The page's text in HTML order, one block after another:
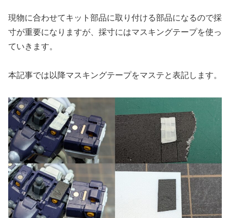
現物に合わせてキット部品に取り付ける部品になるので採
寸が重要になりますが、採寸にはマスキングテープを使っ
ていきます。
本記事では以降マスキングテープをマステと表記します。